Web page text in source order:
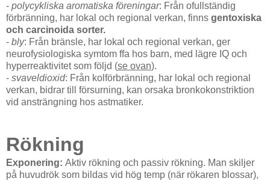
- polycykliska aromatiska föreningar: Från ofullständig
förbränning, har lokal och regional verkan, finns gentoxiska
och carcinoida sorter.
- bly: Från bränsle, har lokal och regional verkan, ger
neurofysiologiska symtom ffa hos barn, med lägre IQ och
hyperreaktivitet som följd (se ovan).
- svaveldioxid: Från kolförbränning, har lokal och regional
verkan, bidrar till försurning, kan orsaka bronkokonstriktion
vid ansträngning hos astmatiker.
Rökning
Exponering: Aktiv rökning och passiv rökning. Man skiljer
på huvudrök som bildas vid hög temp (när rökaren blossar),